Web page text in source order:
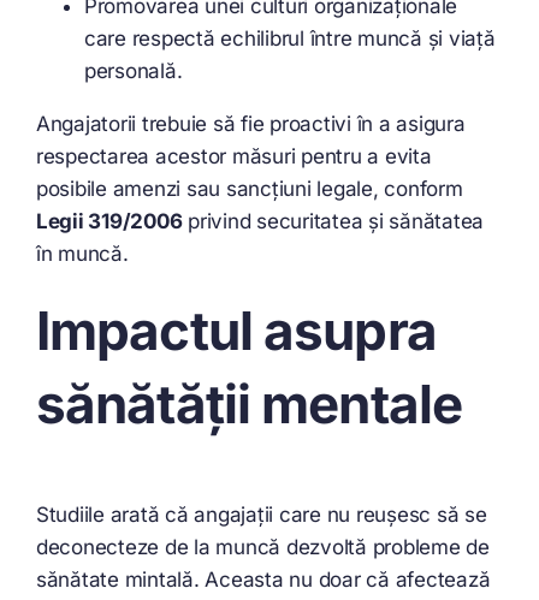
Promovarea unei culturi organizaționale
care respectă echilibrul între muncă și viață
personală.
Angajatorii trebuie să fie proactivi în a asigura
respectarea acestor măsuri pentru a evita
posibile amenzi sau sancțiuni legale, conform
Legii 319/2006privind securitatea și sănătatea
în muncă.
Impactul asupra
sănătății mentale
Studiile arată că angajații care nu reușesc să se
deconecteze de la muncă dezvoltă probleme de
sănătate mintală. Aceasta nu doar că afectează